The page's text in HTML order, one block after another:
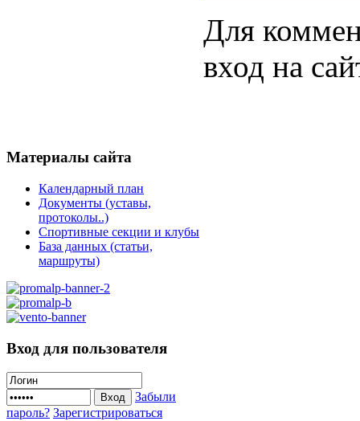
Для
вход на
Материалы сайта
Календарный план
Документы (уставы,
протоколы..)
Спортивные секции и клубы
База данных (статьи,
маршруты)
Вход для пользователя
Вход
Забыли
пароль? Зарегистрироваться